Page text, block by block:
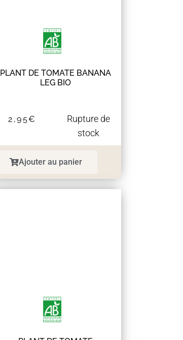
PLANT DE TOMATE BANANA
LEG BIO
2,95€
Rupture de
stock
Ajouter au panier